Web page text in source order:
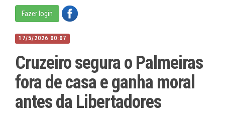
Fazer login
17/5/2026 00:07
Cruzeiro segura o Palmeiras
fora de casa e ganha moral
antes da Libertadores